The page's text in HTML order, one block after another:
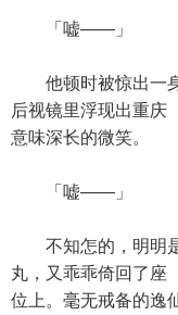
「嘘——」
他顿时被惊出一身
后视镜里浮现出重庆
意味深长的微笑。
「嘘——」
不知怎的，明明是
丸，又乖乖倚回了座
位上。毫无戒备的逸